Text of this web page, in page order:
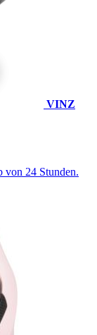
VINZ
von 24 Stunden.